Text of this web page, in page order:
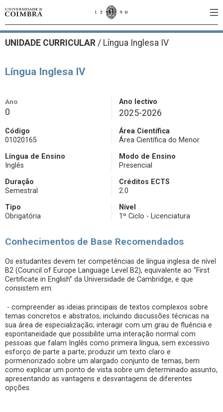
UNIDADE CURRICULAR / Língua Inglesa IV
Língua Inglesa IV
Ano
0
Ano lectivo
2025-2026
Código
01020165
Área Científica
Área Científica do Menor
Língua de Ensino
Inglês
Modo de Ensino
Presencial
Duração
Semestral
Créditos ECTS
2.0
Tipo
Obrigatória
Nível
1º Ciclo - Licenciatura
Conhecimentos de Base Recomendados
Os estudantes devem ter competências de língua inglesa de nível
B2 (Council of Europe Language Level B2), equivalente ao “First
Certificate in English” da Universidade de Cambridge, e que
consistem em:
- compreender as ideias principais de textos complexos sobre
temas concretos e abstratos, incluindo discussões técnicas na
sua área de especialização; interagir com um grau de fluência e
espontaneidade que possibilite uma interação normal com
pessoas que falam Inglês como primeira língua, sem excessivo
esforço de parte a parte; produzir um texto claro e
pormenorizado sobre um alargado conjunto de temas, bem
como explicar um ponto de vista sobre um determinado assunto,
apresentando as vantagens e desvantagens de diferentes
opções.